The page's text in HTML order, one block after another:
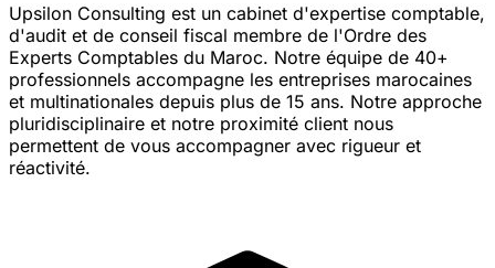
Upsilon Consulting est un cabinet d'expertise comptable,
d'audit et de conseil fiscal membre de l'Ordre des
Experts Comptables du Maroc. Notre équipe de 40+
professionnels accompagne les entreprises marocaines
et multinationales depuis plus de 15 ans. Notre approche
pluridisciplinaire et notre proximité client nous
permettent de vous accompagner avec rigueur et
réactivité.